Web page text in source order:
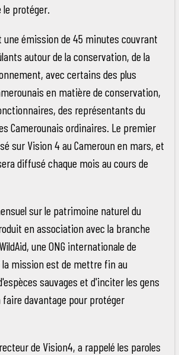
le protéger.
une émission de 45 minutes couvrant
autour de la conservation, de la
avec certains des plus
en matière de conservation,
des représentants du
Camerounais ordinaires. Le premier
sur Vision 4 au Cameroun en mars, et
diffusé chaque mois au cours de
sur le patrimoine naturel du
en association avec la branche
une ONG internationale de
mission est de mettre fin au
sauvages et d'inciter les gens
davantage pour protéger
de Vision4, a rappelé les paroles